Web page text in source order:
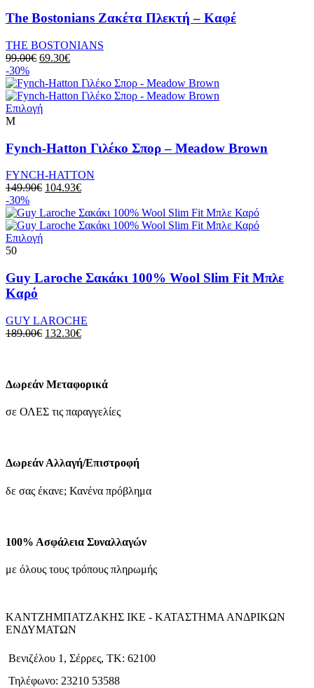
προϊόντος
έχει
πολλαπλές
παραλλαγές.
Οι
επιλογές
μπορούν
να
επιλεγούν
στη
του
προϊόντος
The Bostonians Ζακέτα Πλεκτή – Καφέ
THE BOSTONIANS
99.00€ Original
was:
99.00€.
69.30€Η
τιμή
είναι:
-30%
ΕπιλογήΑυτό
έχει
πολλαπλές
παραλλαγές.
Οι
επιλογές
μπορούν
να
επιλεγούν
στη
προϊόντος
M
Fynch-Hatton Γιλέκο Σπορ – Meadow Brown
FYNCH-HATTON
149.90€ Original
was:
149.90€.
104.93€Η
τιμή
είναι:
-30%
ΕπιλογήΑυτό
έχει
πολλαπλές
επιλογές
μπορούν
σελίδα
προϊόντος
50
Guy Laroche Σακάκι 100% Wool Slim Fit Μπλε
Καρό
GUY LAROCHE
189.00€ Original
132.30€Η
132.30€.
Δωρεάν Μεταφορικά
σε ΟΛΕΣ τις παραγγελίες
Δωρεάν Αλλαγή/Επιστροφή
δε σας έκανε; Κανένα πρόβλημα
100% Ασφάλεια Συναλλαγών
με όλους τους τρόπους πληρωμής
ΚΑΝΤΖΗΜΠΑΤΖΑΚΗΣ ΙΚΕ - ΚΑΤΑΣΤΗΜΑ ΑΝΔΡΙΚΩΝ
ΕΝΔΥΜΑΤΩΝ
Βενιζέλου 1, Σέρρες, ΤΚ: 62100
Τηλέφωνο: 23210 53588